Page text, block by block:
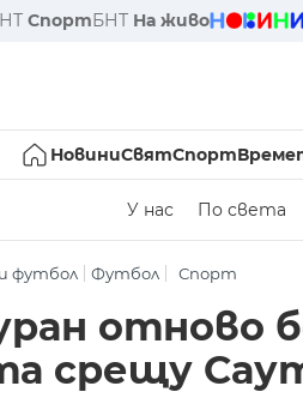
СпортБНТ На живо
НовиниСвятСпорт
У нас По света
футбол Футбол Спорт
отново
срещу